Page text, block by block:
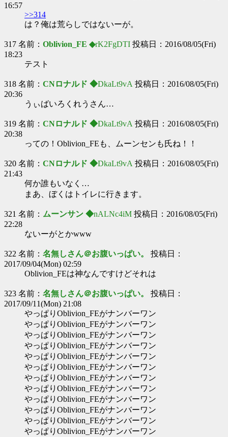
16:57
>>314
は？俺は荒らしではないーが。
317 名前： Oblivion_FE ◆rK2FgDTI 投稿日：2016/08/05(Fri)
18:23
テスト
318 名前： CNロナルド ◆DkaLt9vA 投稿日：2016/08/05(Fri)
20:36
うぃばいろくれうさん…
319 名前： CNロナルド ◆DkaLt9vA 投稿日：2016/08/05(Fri)
20:38
っての！Oblivion_FEも、ムーンセンも氏ね！！
320 名前： CNロナルド ◆DkaLt9vA 投稿日：2016/08/05(Fri)
21:43
何か誰もいなく…
まあ、ぼくはトイレに行きます。
321 名前： ムーンサン ◆nALNc4iM 投稿日：2016/08/05(Fri)
22:28
ないーがとかwww
322 名前： 名無しさん＠お腹いっぱい。 投稿日：
2017/09/04(Mon) 02:59
Oblivion_FEは神なんですけどそれは
323 名前： 名無しさん＠お腹いっぱい。 投稿日：
2017/09/11(Mon) 21:08
やっぱりOblivion_FEがナンバーワン
やっぱりOblivion_FEがナンバーワン
やっぱりOblivion_FEがナンバーワン
やっぱりOblivion_FEがナンバーワン
やっぱりOblivion_FEがナンバーワン
やっぱりOblivion_FEがナンバーワン
やっぱりOblivion_FEがナンバーワン
やっぱりOblivion_FEがナンバーワン
やっぱりOblivion_FEがナンバーワン
やっぱりOblivion_FEがナンバーワン
やっぱりOblivion_FEがナンバーワン
やっぱりOblivion_FEがナンバーワン